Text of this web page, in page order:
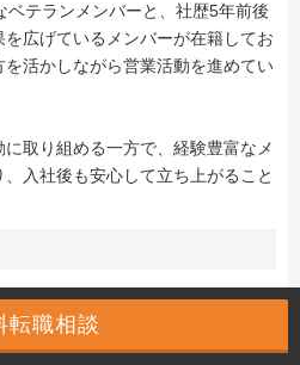
ベテランメンバーと、社歴5年前後
広げているメンバーが在籍してお
活かしながら営業活動を進めてい
取り組める一方で、経験豊富なメ
入社後も安心して立ち上がること
転職相談